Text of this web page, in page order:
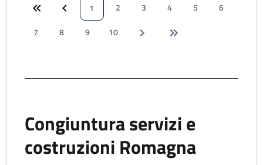
1 2 3 4 5
6
7
8 9 10
Congiuntura servizi e
costruzioni Romagna